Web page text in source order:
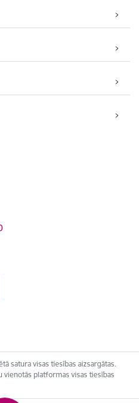
satura visas tiesības aizsargātas.
vienotās platformas visas tiesības